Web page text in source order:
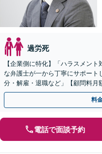
過労死
【企業側に特化】「ハラスメン
な弁護士が一から丁寧にサポート
分・解雇・退職など」【顧問料月
料
電話で面談予約